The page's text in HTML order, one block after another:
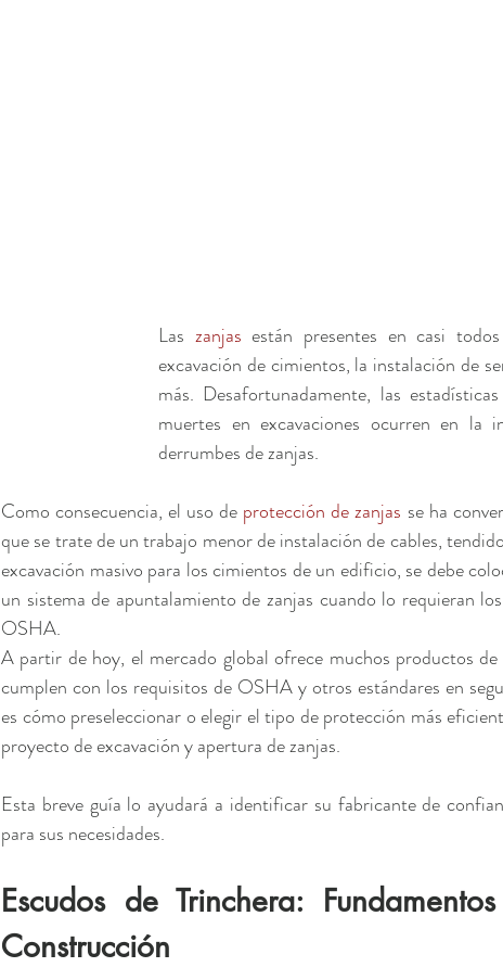
Las zanjas están presentes en casi
excavación de cimientos, la instalación de
más. Desafortunadamente, las
muertes en excavaciones ocurren en la
derrumbes de zanjas.
Como consecuencia, el uso de protección de zanjas se ha
que se trate de un trabajo menor de instalación de cables,
excavación masivo para los cimientos de un edificio, se debe
un sistema de apuntalamiento de zanjas cuando lo requieran
OSHA.
A partir de hoy, el mercado global ofrece muchos productos
cumplen con los requisitos de OSHA y otros estándares en
es cómo preseleccionar o elegir el tipo de protección más
proyecto de excavación y apertura de zanjas.
Esta breve guía lo ayudará a identificar su fabricante de
para sus necesidades.
Escudos de Trinchera:
Construcción